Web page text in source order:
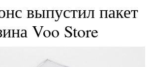
выпустил пакет
Voo Store